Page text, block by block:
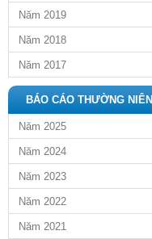
Năm 2019
Năm 2018
Năm 2017
BÁO CÁO THƯỜNG NIÊN
Năm 2025
Năm 2024
Năm 2023
Năm 2022
Năm 2021